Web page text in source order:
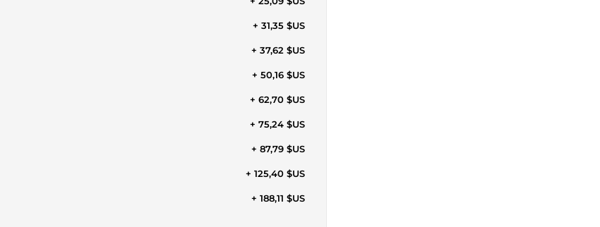
+ 31,35 $US
+ 37,62 $US
+ 50,16 $US
+ 62,70 $US
+ 75,24 $US
+ 87,79 $US
+ 125,40 $US
+ 188,11 $US